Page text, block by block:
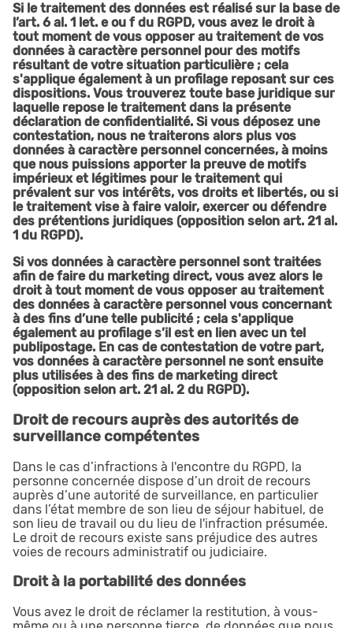
Si le traitement des données est réalisé sur la base de
l’art. 6 al. 1 let. e ou f du RGPD, vous avez le droit à
tout moment de vous opposer au traitement de vos
données à caractère personnel pour des motifs
résultant de votre situation particulière ; cela
s'applique également à un profilage reposant sur ces
dispositions. Vous trouverez toute base juridique sur
laquelle repose le traitement dans la présente
déclaration de confidentialité. Si vous déposez une
contestation, nous ne traiterons alors plus vos
données à caractère personnel concernées, à moins
que nous puissions apporter la preuve de motifs
impérieux et légitimes pour le traitement qui
prévalent sur vos intérêts, vos droits et libertés, ou si
le traitement vise à faire valoir, exercer ou défendre
des prétentions juridiques (opposition selon art. 21 al.
1 du RGPD).
Si vos données à caractère personnel sont traitées
afin de faire du marketing direct, vous avez alors le
droit à tout moment de vous opposer au traitement
des données à caractère personnel vous concernant
à des fins d’une telle publicité ; cela s'applique
également au profilage s’il est en lien avec un tel
publipostage. En cas de contestation de votre part,
vos données à caractère personnel ne sont ensuite
plus utilisées à des fins de marketing direct
(opposition selon art. 21 al. 2 du RGPD).
Droit de recours auprès des autorités de
surveillance compétentes
Dans le cas d’infractions à l'encontre du RGPD, la
personne concernée dispose d’un droit de recours
auprès d’une autorité de surveillance, en particulier
dans l’état membre de son lieu de séjour habituel, de
son lieu de travail ou du lieu de l'infraction présumée.
Le droit de recours existe sans préjudice des autres
voies de recours administratif ou judiciaire.
Droit à la portabilité des données
Vous avez le droit de réclamer la restitution, à vous-